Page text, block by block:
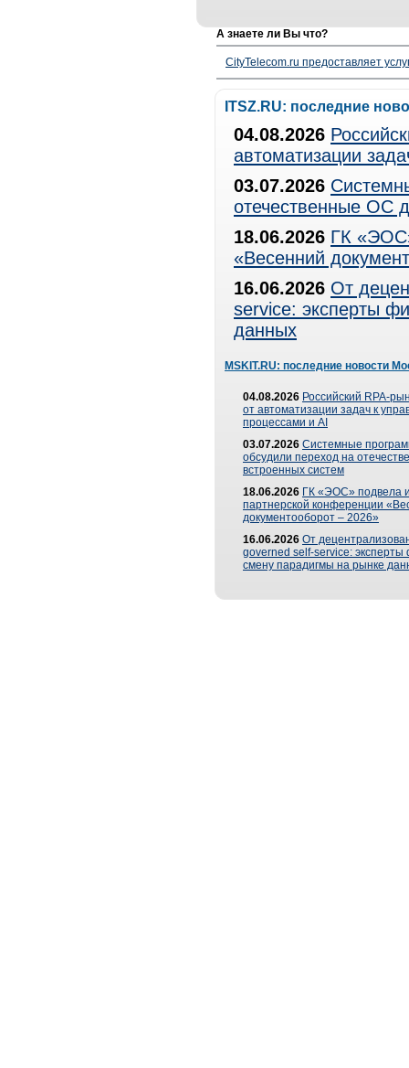
А знаете ли Вы что?
CityTelecom.ru предоставляет
ITSZ.RU: последние
04.08.2026
автоматизации
03.07.2026
отечественные ОС
18.06.2026 ГК
«Весенний
16.06.2026 От
service: эксперты
данных
MSKIT.RU: последние новости
04.08.2026 Российский RPA-
от автоматизации задач к
процессами и AI
03.07.2026 Системные
обсудили переход на
встроенных систем
18.06.2026 ГК «ЭОС» подвела
партнерской конференции
документооборот – 2026»
16.06.2026 От
governed self-service: эксперты
смену парадигмы на рынке